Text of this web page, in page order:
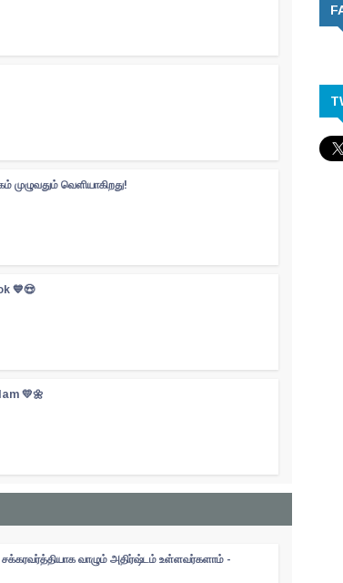
முழுவதும் வெளியாகிறது!
💙😍
💛🌼
வாழும் அதிர்ஷ்டம் உள்ளவர்களாம் -